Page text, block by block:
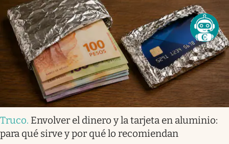
Truco. Envolver el dinero y la tarjeta en aluminio:
para qué sirve y por qué lo recomiendan